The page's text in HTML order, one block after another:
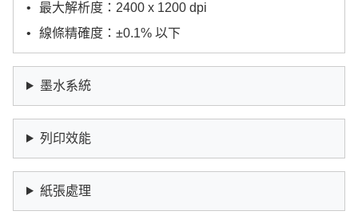
最大解析度：2400 x 1200 dpi
線條精確度：±0.1% 以下
墨水系統
列印效能
紙張處理